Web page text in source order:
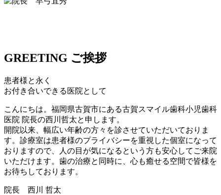
GREETING ご挨拶
患者様と永く
お付き合いできる医院として
こんにちは。福岡県古賀市にある古賀スマイル歯科小児歯科
医院 院長の西川哲太と申します。
開院以来、幅広い年齢の方々を診させていただいておりま
す。診療室は患者様のプライバシーを重視した個室になって
おりますので、人の目が気になるという方も安心してご来院
いただけます。歯の治療と同時に、心も癒せる空間で皆様を
お待ちしております。
院長 西川 哲太